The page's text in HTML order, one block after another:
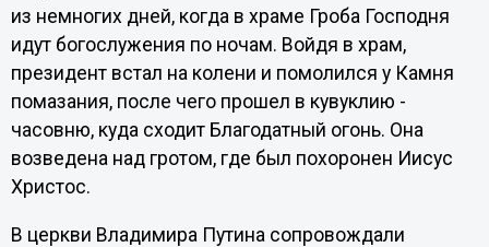
из немногих дней, когда в храме Гроба Господня
идут богослужения по ночам. Войдя в храм,
президент встал на колени и помолился у Камня
помазания, после чего прошел в кувуклию -
часовню, куда сходит Благодатный огонь. Она
возведена над гротом, где был похоронен Иисус
Христос.
В церкви Владимира Путина сопровождали